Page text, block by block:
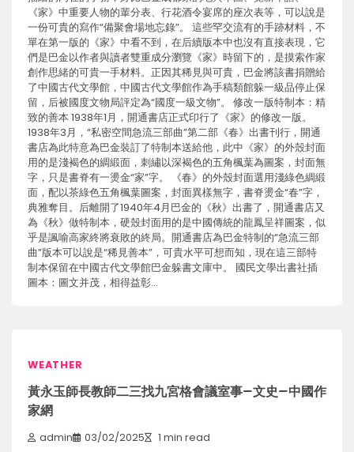
《家》中重要人物的輩分表、行花酒令宴席的座次表等，可以說是
一份可貴的寫作“備聚會場地忘錄”。 這些罕交流有的手跡材料，不
單在第一版的《家》中看不到，在后續版本中也沒有直接表現，它
們是巴金以作者與讀者雙重成分瀏覽《家》時留下的，是摸索作家
創作思緒的可貴一手材料。正因其稀見與可貴，巴金將該書捐贈給
了中國古代文學館，中國古代文學館作為手稿類館躲一級品停止保
留，后被國度文物局評定為“國度一級文物”。 修改一版特制本：精
致的善本 1938年1月，開通書店正式印行了《家》的修改一版。
1938年3月，“私密空間急流三部曲”第二部《春》出書刊行，開通
書店為此特意為巴金裝訂了特制本送給他，此中《家》的外殼封面
用的是淺褐色的綢緞面，刺繡以深褐色的五角楓葉為圖案，封面無
字，只是書脊有一燙金“家”字。 《春》的外殼封面選用淺綠色綢緞
面，配以茶綠色五角楓葉圖案，封面異樣無字，書脊燙金“春”字，
典雅奪目。后離開了1940年4月巴金的《秋》出書了，開通書店又
為《秋》做特制本，硬殼封面用的是中國傳統的龍鳳呈祥圖案，似
乎是諷喻高家終將衰敗的終局。開通書店為巴金特制的“急流三部
曲”版本可以說是“稀見善本”，可貴水平可想而知，現在這三部特
制本保留在中國古代文學館巴金躲書文庫中。 國民文學出書社插
圖本：圖文并茂，相得益彰…
WEATHER
黃永玉師長教師二三找九宮格會議室事–文史–中國作
家網
admin 03/02/2025 1 min read